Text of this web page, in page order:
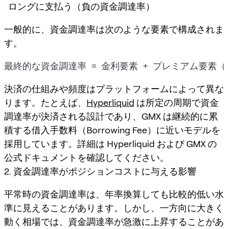
ロングに支払う（負の資金調達率）
一般的に、資金調達率は次のような要素で構成されま
す。
決済の仕組みや頻度はプラットフォームによって異な
ります。たとえば、 Hyperliquid は所定の周期で資金
調達率が決済される設計であり、GMX は継続的に累
積する借入手数料（Borrowing Fee）に近いモデルを
採用しています。詳細は Hyperliquid および GMX の
公式ドキュメントを確認してください。
2. 資金調達率がポジションコストに与える影響
平常時の資金調達率は、年率換算しても比較的低い水
準に見えることがあります。しかし、一方向に大きく
動く相場では、資金調達率が急激に上昇することがあ